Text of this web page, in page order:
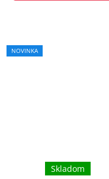
NOVINKA
Skladom